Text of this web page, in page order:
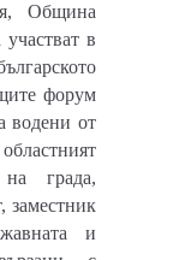
Община
в
форум
водени от
града,
заместник
и